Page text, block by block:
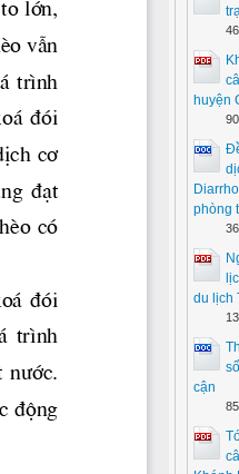
huyện
phòng
du lịch
cận